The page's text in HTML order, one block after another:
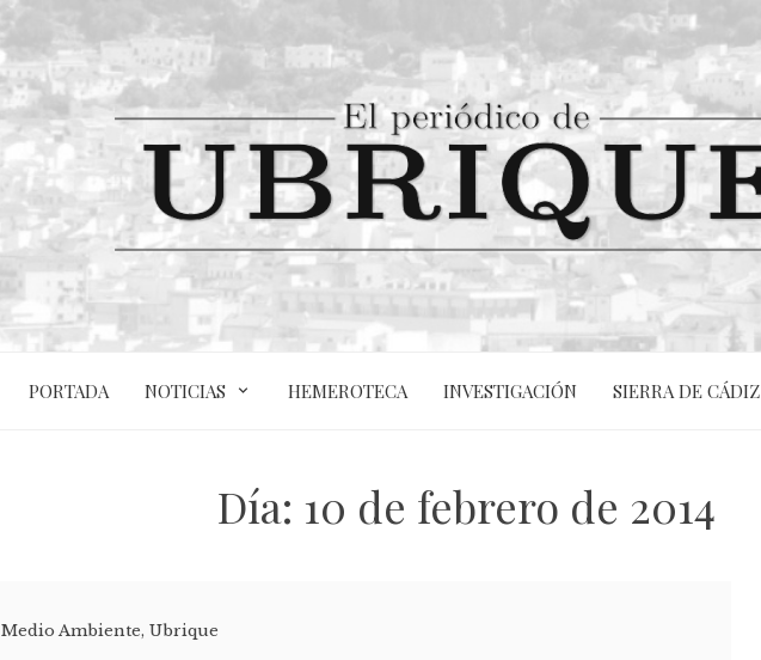
PORTADA NOTICIAS HEMEROTECA INVESTIGACIÓN SIERRA DE CÁDIZ
Día: 10 de febrero de 2014
Medio Ambiente,Ubrique